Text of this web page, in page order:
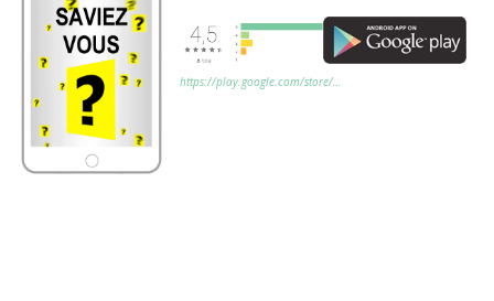
https://play.google.com/store/…